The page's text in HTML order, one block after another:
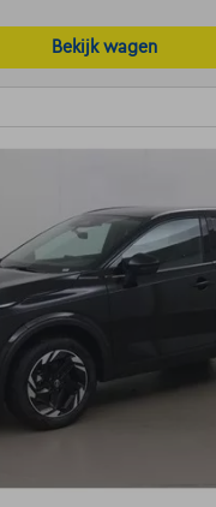
Bekijk wagen